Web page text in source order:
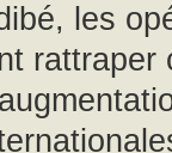
les
rattraper